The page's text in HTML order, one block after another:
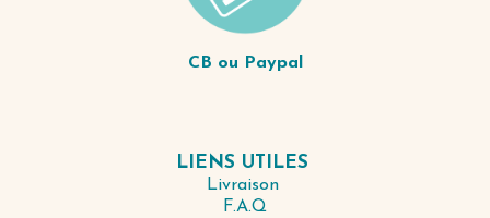
CB ou Paypal
LIENS UTILES
Livraison
F.A.Q